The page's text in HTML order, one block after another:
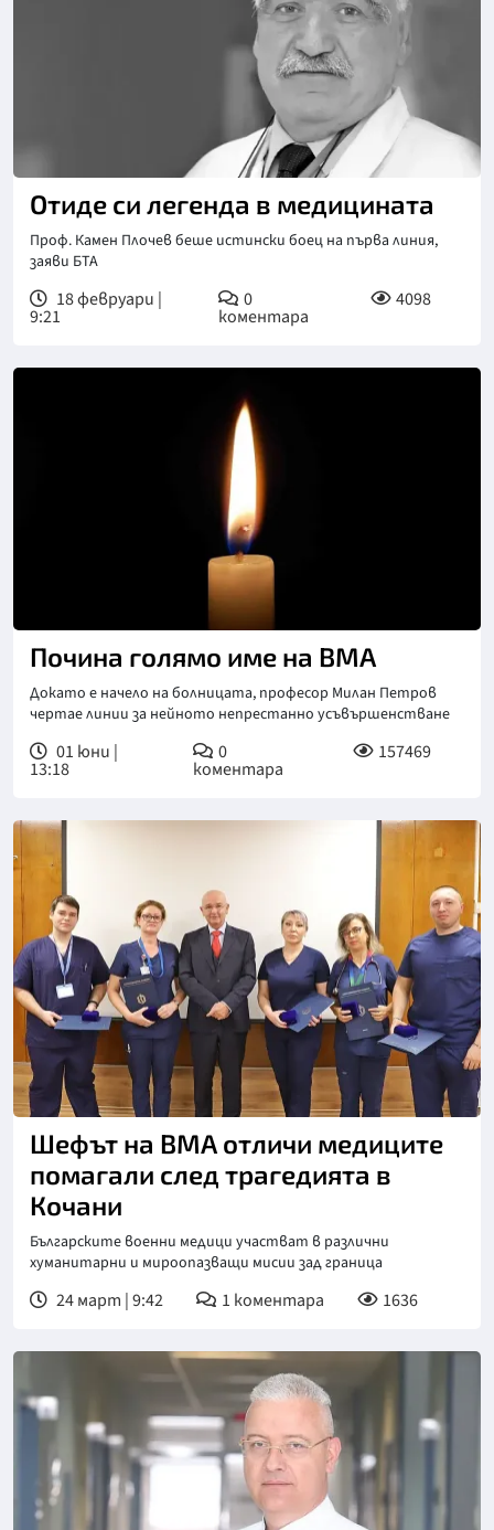
Отиде си легенда в медицината
Проф. Камен Плочев беше истински боец на първа линия,
заяви БТА
18 февруари |
9:21
0
коментара
4098
Почина голямо име на ВМА
Докато е начело на болницата, професор Милан Петров
чертае линии за нейното непрестанно усъвършенстване
01 юни |
13:18
0
коментара
157469
Снимка: ВМА
Шефът на ВМА отличи медиците
помагали след трагедията в
Кочани
Българските военни медици участват в различни
хуманитарни и мироопазващи мисии зад граница
24 март | 9:42 1 коментара 1636